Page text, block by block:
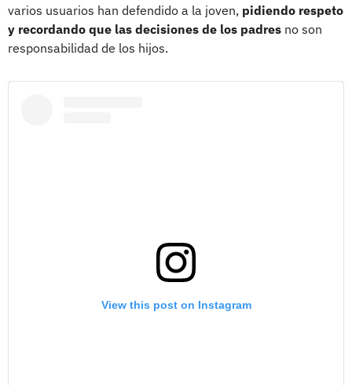
varios usuarios han defendido a la joven, pidiendo respeto
y recordando que las decisiones de los padres no son
responsabilidad de los hijos.
View this post on Instagram